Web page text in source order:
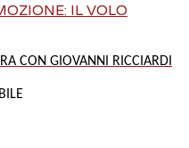
IL VOLO
CON GIOVANNI RICCIARDI